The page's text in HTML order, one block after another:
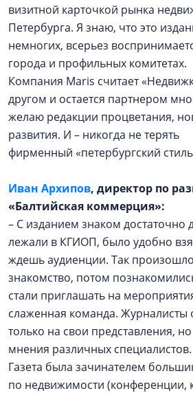
визитной карточкой рынка
Петербурга. Я знаю, что это
немногих, всерьез
города и профильных комитетах.
Компания Maris считает
другом и остается партнером
желаю редакции процветания,
развития. И – никогда не терять
фирменный «петербургский
Иван Архипов, директор по
«Балтийская коммерция»:
– С изданием знаком достаточно
лежали в КГИОП, было удобно
ждешь аудиенции. Так
знакомство, потом
стали приглашать на
слаженная команда. Журналисты
только на свои представления,
мнения различных специалистов.
Газета была зачинателем
по недвижимости (конференции,